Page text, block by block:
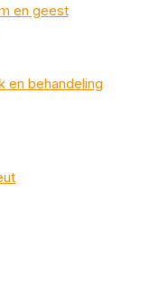
en geest
en behandeling